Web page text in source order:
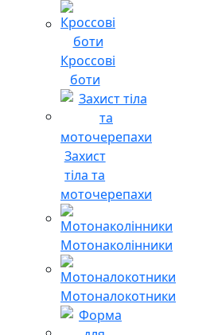
Кроссові
боти
Захист
тіла та
моточерепахи
Мотонаколінники
Мотоналокотники